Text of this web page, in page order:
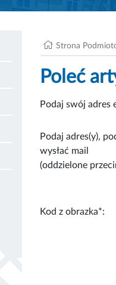
Strona
Poleć
Podaj swój adres
Podaj adres(y),
wysłać mail
(oddzielone
Kod z obrazka*: